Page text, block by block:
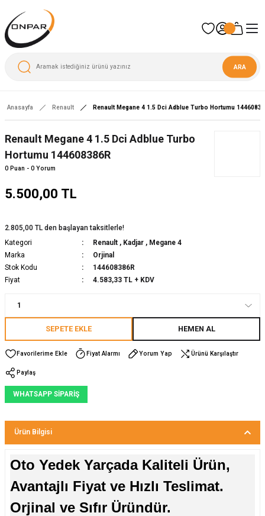
ARA
Anasayfa Renault Renault Megane 4 1.5 Dci Adblue Turbo Hortumu
Renault Megane 4 1.5 Dci Adblue Turbo
Hortumu 144608386R
0 Puan - 0 Yorum
5.500,00 TL
2.805,00 TL den başlayan taksitlerle!
Kategori
Renault , Kadjar , Megane 4
Marka
Orjinal
Stok Kodu
144608386R
Fiyat
4.583,33 TL + KDV
SEPETE EKLE HEMEN AL
Fiyat Alarmı Yorum Yap Ürünü Karşılaştır
Paylaş
WHATSAPP SİPARİŞ
Ürün Bilgisi
Oto Yedek Yarçada Kaliteli Ürün,
Avantajlı Fiyat ve Hızlı Teslimat.
Orjinal ve Sıfır Üründür.